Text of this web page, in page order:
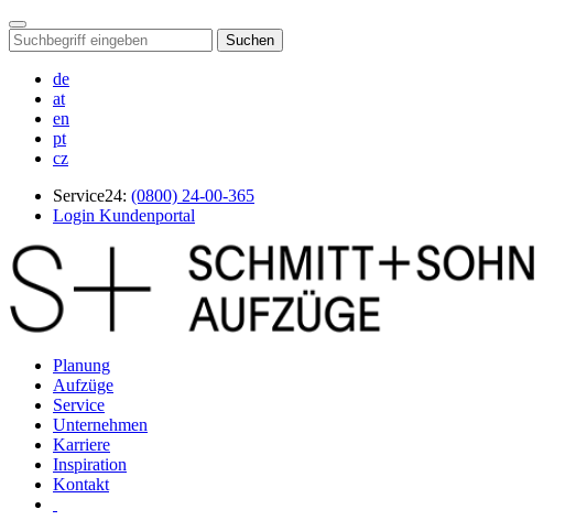
Suchen
de
at
en
pt
cz
Service24: (0800) 24-00-365
Login Kundenportal
Planung
Aufzüge
Service
Unternehmen
Karriere
Inspiration
Kontakt